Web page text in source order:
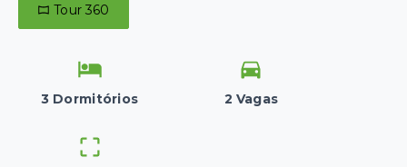
Tour 360
3 Dormitórios 2 Vagas